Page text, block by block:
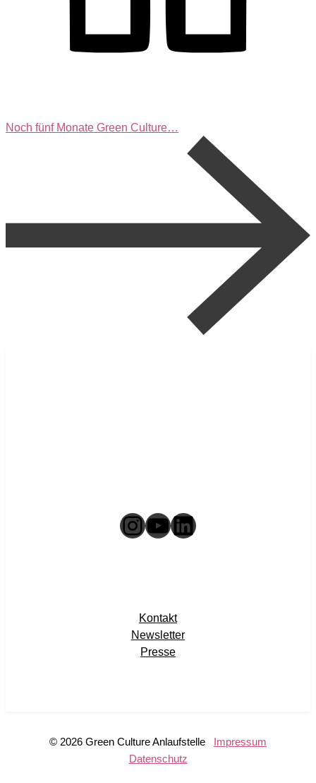
Noch fünf Monate Green Culture…
Instagram
YouTube
LinkedIn
Kontakt
Newsletter
Presse
© 2026 Green Culture Anlaufstelle
Impressum
Datenschutz